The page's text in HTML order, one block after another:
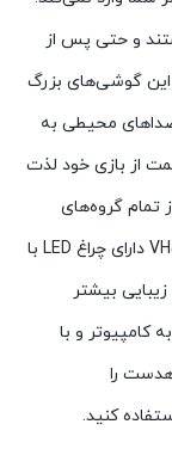
و حتی پس از
گوشی‌های بزرگ
محیطی به
از بازی خود لذت
تمام گروه‌های
سنی می‌توانند از آن استفاده کنند. هدست VH520c دارای چراغ LED با
بیشتر
و با
هدست را
کنید.